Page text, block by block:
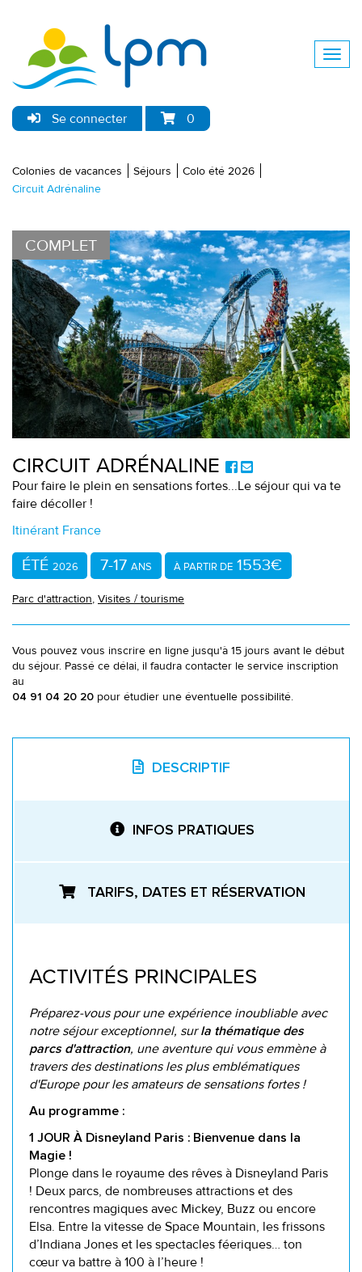
Se connecter 0
Colonies de vacances Séjours
Colo été 2026
Circuit Adrénaline
COMPLET
CIRCUIT ADRÉNALINE
Pour faire le plein en sensations fortes...Le séjour qui va te
faire décoller !
Itinérant France
ÉTÉ 2026 7-17ANS À PARTIR DE 1553€
Parc d'attraction, Visites / tourisme
Vous pouvez vous inscrire en ligne jusqu'à 15 jours avant le début
du séjour. Passé ce délai, il faudra contacter le service inscription
au
04 91 04 20 20 pour étudier une éventuelle possibilité.
DESCRIPTIF
INFOS PRATIQUES
TARIFS, DATES ET RÉSERVATION
ACTIVITÉS PRINCIPALES
Préparez-vous pour une expérience inoubliable avec
notre séjour exceptionnel, surla thématique des
parcs d'attraction, une aventure qui vous emmène à
travers des destinations les plus emblématiques
d'Europe pour les amateurs de sensations fortes !
Au programme :
1 JOUR À Disneyland Paris : Bienvenue dans la
Magie !
Plonge dans le royaume des rêves à Disneyland Paris
! Deux parcs, de nombreuses attractions et des
rencontres magiques avec Mickey, Buzz ou encore
Elsa. Entre la vitesse de Space Mountain, les frissons
d’Indiana Jones et les spectacles féeriques… ton
cœur va battre à 100 à l’heure !